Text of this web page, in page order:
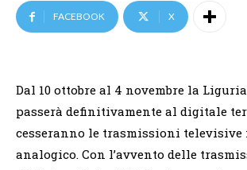
FACEBOOK X
Dal 10 ottobre al 4 novembre la Liguria
passerà definitivamente al digitale
cesseranno le trasmissioni televisive
analogico. Con l’avvento delle